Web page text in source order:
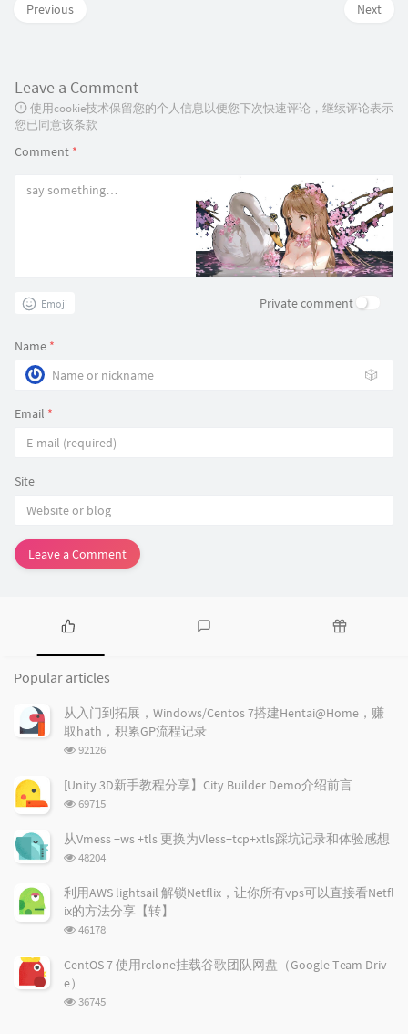
Next
Previous
Leave a Comment
使用cookie技术保留您的个人信息以便您下次快速评论，继续评论表示
您已同意该条款
Comment *
Emoji Private comment
Name *
🎲
Email *
Site
Leave a Comment
P
p
u
l
a
a
r
i
c
e
s
e
s
o
e
s
r
c
s
Popular articles
从入门到拓展，Windows/Centos 7搭建Hentai@Home，赚
取hath，积累GP流程记录
浏
次
数:
92126
[Unity 3D新手教程分享】City Builder Demo介绍前言
浏
次
69715
从Vmess +ws +tls 更换为Vless+tcp+xtls踩坑记录和体验感想
浏
次
数:
48204
利用AWS lightsail 解锁Netflix，让你所有vps可以直接看Netfl
ix的方法分享【转】
浏
次
46178
CentOS 7 使用rclone挂载谷歌团队网盘（Google Team Driv
e）
浏
36745